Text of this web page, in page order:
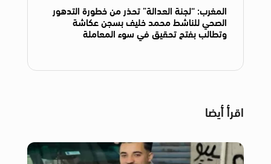
المغرب: “لجنة العدالة” تحذر من خطورة التدهور
الصحي للناشط محمد خليف بسجن عكاشة
وتطالب بفتح تحقيق في سوء المعاملة
اقرأ أيضا